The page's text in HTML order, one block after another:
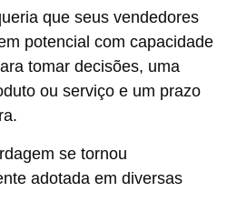
que seus vendedores
potencial com capacidade
tomar decisões, uma
ou serviço e um prazo
se tornou
adotada em diversas